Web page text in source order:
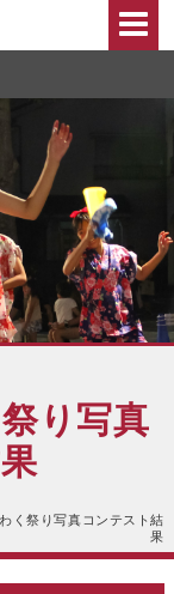
り写真
く祭り写真コンテスト結
果